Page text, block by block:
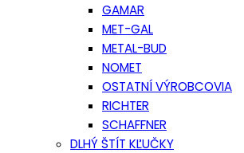
GAMAR
MET-GAL
METAL-BUD
NOMET
OSTATNÍ VÝROBCOVIA
RICHTER
SCHAFFNER
DLHÝ ŠTÍT KĽUČKY